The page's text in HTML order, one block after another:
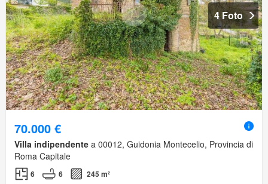
4 Foto
70.000 €
Villa indipendente a 00012, Guidonia Montecelio, Provincia di
Roma Capitale
6 6
245 m²